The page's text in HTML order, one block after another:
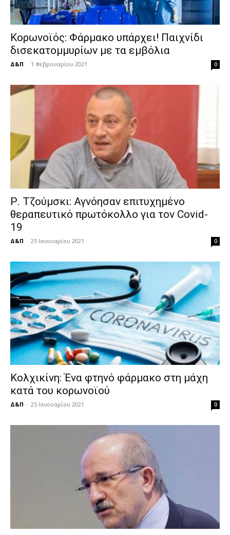
Κορωνοϊός: Φάρμακο υπάρχει! Παιχνίδι
δισεκατομμυρίων με τα εμβόλια
Δ&Π - 1 Φεβρουαρίου 2021 0
Ρ. Τζούμσκι: Αγνόησαν επιτυχημένο
θεραπευτικό πρωτόκολλο για τον Covid-
19
Δ&Π - 25 Ιανουαρίου 2021 0
Κολχικίνη: Ένα φτηνό φάρμακο στη μάχη
κατά του κορωνοϊού
Δ&Π - 25 Ιανουαρίου 2021 0